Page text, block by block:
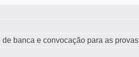
banca e convocação para as provas